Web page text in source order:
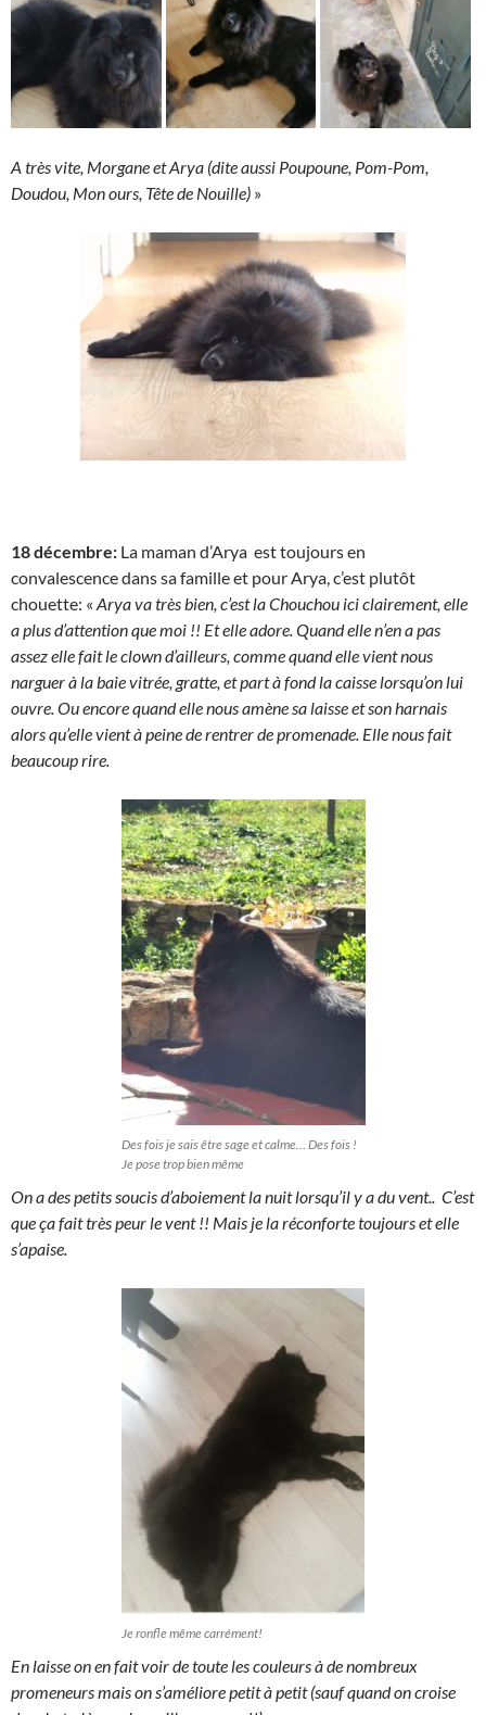
A très vite, Morgane et Arya (dite aussi Poupoune, Pom-Pom,
Doudou, Mon ours, Tête de Nouille) »
18 décembre: La maman d’Arya est toujours en
convalescence dans sa famille et pour Arya, c’est plutôt
chouette: « Arya va très bien, c’est la Chouchou ici clairement, elle
a plus d’attention que moi !! Et elle adore. Quand elle n’en a pas
assez elle fait le clown d’ailleurs, comme quand elle vient nous
narguer à la baie vitrée, gratte, et part à fond la caisse lorsqu’on lui
ouvre. Ou encore quand elle nous amène sa laisse et son harnais
alors qu’elle vient à peine de rentrer de promenade. Elle nous fait
beaucoup rire.
Des fois je sais être sage et calme… Des fois !
Je pose trop bien même
On a des petits soucis d’aboiement la nuit lorsqu’il y a du vent.. C’est
que ça fait très peur le vent !! Mais je la réconforte toujours et elle
s’apaise.
Je ronfle même carrément!
En laisse on en fait voir de toute les couleurs à de nombreux
promeneurs mais on s’améliore petit à petit (sauf quand on croise